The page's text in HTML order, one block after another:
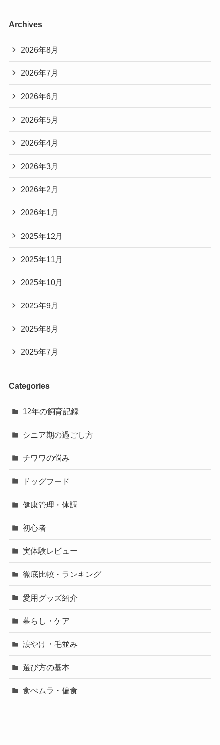
Archives
2026年8月
2026年7月
2026年6月
2026年5月
2026年4月
2026年3月
2026年2月
2026年1月
2025年12月
2025年11月
2025年10月
2025年9月
2025年8月
2025年7月
Categories
12年の飼育記録
シニア期の過ごし方
チワワの悩み
ドッグフード
健康管理・体調
初心者
実体験レビュー
徹底比較・ランキング
愛用グッズ紹介
暮らし・ケア
涙やけ・毛並み
選び方の基本
食べムラ・偏食